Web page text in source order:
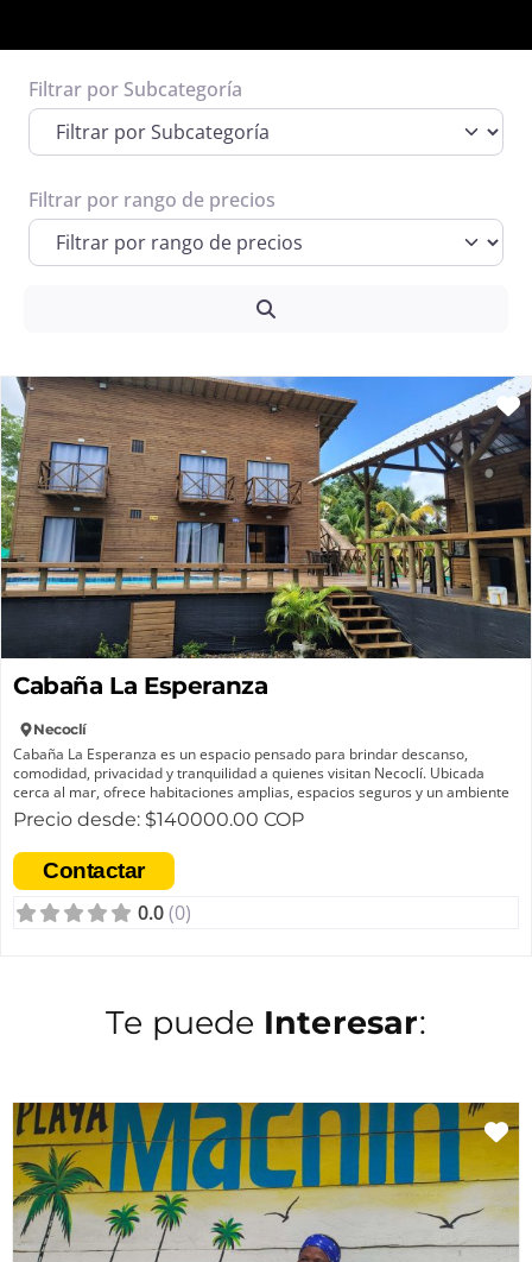
Espacio publicitario 1
Informacion de posibles prestadores o
Ver Más
Filtrar por Subcategoría
Filtrar por rango de precios
Cabaña La Esperanza
Necoclí
Cabaña La Esperanza es un espacio pensado para brindar descanso,
comodidad, privacidad y tranquilidad a quienes visitan Necoclí. Ubicada
cerca al mar, ofrece habitaciones amplias, espacios seguros y un ambiente
acogedor, ideal para disfrutar momentos especiales en familia o con
amigos.
Este alojamiento nació a partir de una experiencia personal de su
propietario durante unas vacaciones en el municipio, cuando identificó la
necesidad de contar con hospedajes más cómodos y acogedores para los
visitantes. A partir de esa vivencia, decidió crear un espacio pensado desde
Además, Cabaña La Esperanza incorpora el trabajo en madera como parte
de su identidad, reflejando el oficio y dedicación de su propietario, y
Precio desde: $140000.00 COP
Contactar
0.0(0)
Te puede Interesar: